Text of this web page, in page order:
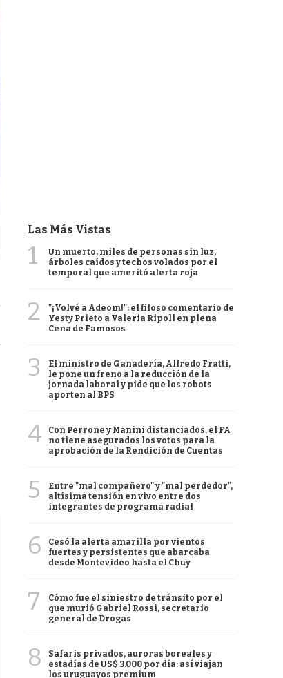
Las Más Vistas
1
Un muerto, miles de personas sin luz,
árboles caídos y techos volados por el
temporal que ameritó alerta roja
2
"¡Volvé a Adeom!": el filoso comentario de
Yesty Prieto a Valeria Ripoll en plena
Cena de Famosos
3
El ministro de Ganadería, Alfredo Fratti,
le pone un freno a la reducción de la
jornada laboral y pide que los robots
aporten al BPS
4
Con Perrone y Manini distanciados, el FA
no tiene asegurados los votos para la
aprobación de la Rendición de Cuentas
5
Entre "mal compañero" y "mal perdedor",
altísima tensión en vivo entre dos
integrantes de programa radial
6
Cesó la alerta amarilla por vientos
fuertes y persistentes que abarcaba
desde Montevideo hasta el Chuy
7
Cómo fue el siniestro de tránsito por el
que murió Gabriel Rossi, secretario
general de Drogas
8
Safaris privados, auroras boreales y
estadías de US$ 3.000 por día: así viajan
los uruguayos premium